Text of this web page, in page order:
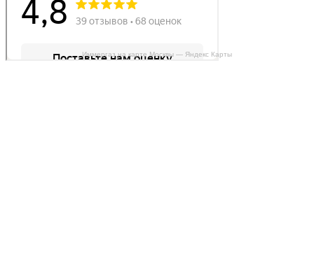
Иммергаз на карте Москвы — Яндекс Карты